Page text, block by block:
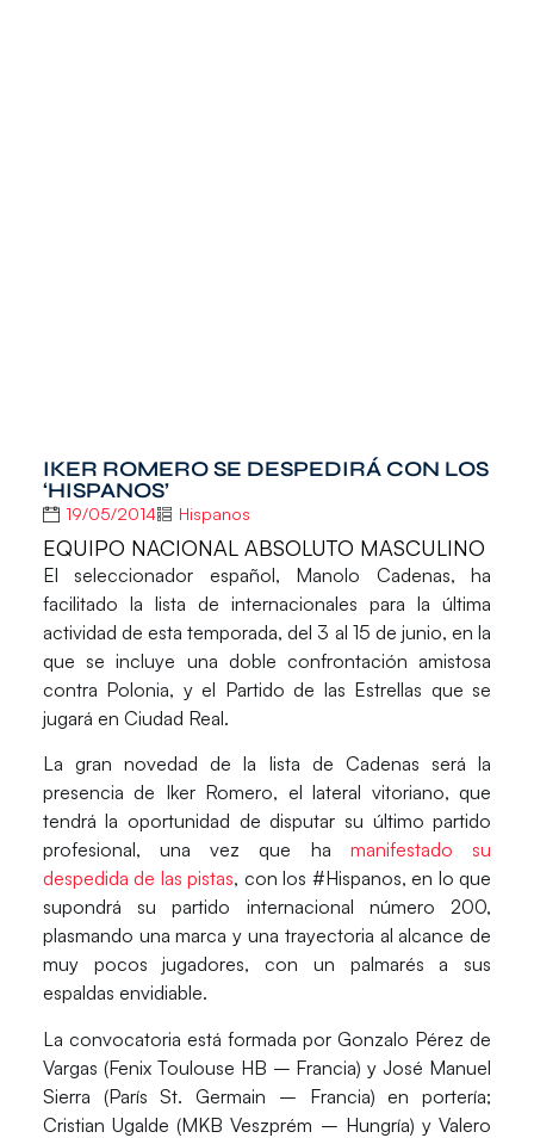
IKER ROMERO SE DESPEDIRÁ CON LOS
‘HISPANOS’
19/05/2014 Hispanos
EQUIPO NACIONAL ABSOLUTO MASCULINO
El seleccionador español, Manolo Cadenas, ha
facilitado la lista de internacionales para la última
actividad de esta temporada, del 3 al 15 de junio, en la
que se incluye una doble confrontación amistosa
contra Polonia, y el Partido de las Estrellas que se
jugará en Ciudad Real.
La gran novedad de la lista de Cadenas será la
presencia de Iker Romero, el lateral vitoriano, que
tendrá la oportunidad de disputar su último partido
profesional, una vez que ha manifestado su
despedida de las pistas, con los #Hispanos, en lo que
supondrá su partido internacional número 200,
plasmando una marca y una trayectoria al alcance de
muy pocos jugadores, con un palmarés a sus
espaldas envidiable.
La convocatoria está formada porGonzalo Pérez de
Vargas (Fenix Toulouse HB – Francia) yJosé Manuel
Sierra (París St. Germain – Francia) en portería;
Cristian Ugalde (MKB Veszprém – Hungría) yValero